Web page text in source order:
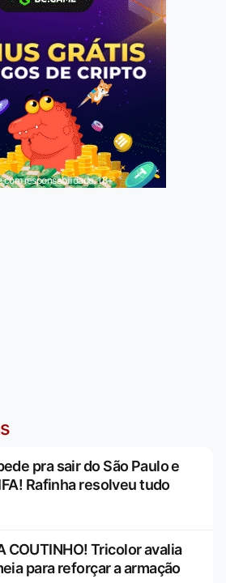
com responsabilidade. 18+
pra sair do São Paulo e
Rafinha resolveu tudo
COUTINHO! Tricolor avalia
para reforçar a armação